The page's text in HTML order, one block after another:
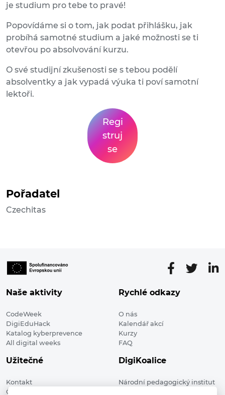
je studium pro tebe to pravé!
Popovídáme si o tom, jak podat přihlášku, jak
probíhá samotné studium a jaké možnosti se ti
otevřou po absolvování kurzu.
O své studijní zkušenosti se s tebou podělí
absolventky a jak vypadá výuka ti poví samotní
lektoři.
Regi
struj
se
Pořadatel
Czechitas
Naše aktivity
CodeWeek
DigiEduHack
Katalog kyberprevence
All digital weeks
Rychlé odkazy
O nás
Kalendář akcí
Kurzy
FAQ
Užitečné
Kontakt
Členské organizace
DigiKoalice
Národní pedagogický institut